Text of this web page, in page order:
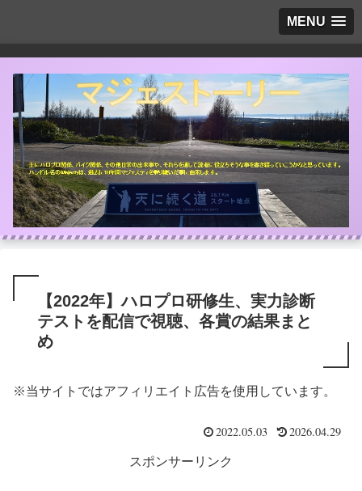
MENU
【2022年】ハロプロ研修生、実力診断
テストを配信で視聴、各賞の結果まと
め
※当サイトではアフィリエイト広告を使用しています。
2022.05.03 2026.04.29
スポンサーリンク